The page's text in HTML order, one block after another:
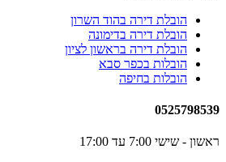
הובלת דירה בהוד השרון
הובלת דירה בדימונה
הובלת דירה בראשון לציון
הובלות בכפר סבא
הובלות בחיפה
0525798539
ראשון - שישי 7:00 עד 17:00